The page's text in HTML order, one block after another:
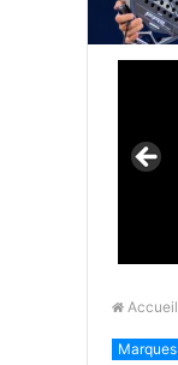
Accueil
Marques